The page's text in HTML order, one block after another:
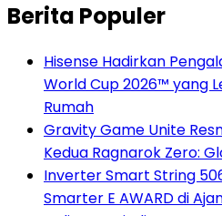
Berita Populer
Hisense Hadirkan
World Cup 2026™ yang
Rumah
Gravity Game Unite
Kedua Ragnarok Zero:
Inverter Smart String
Smarter E AWARD di